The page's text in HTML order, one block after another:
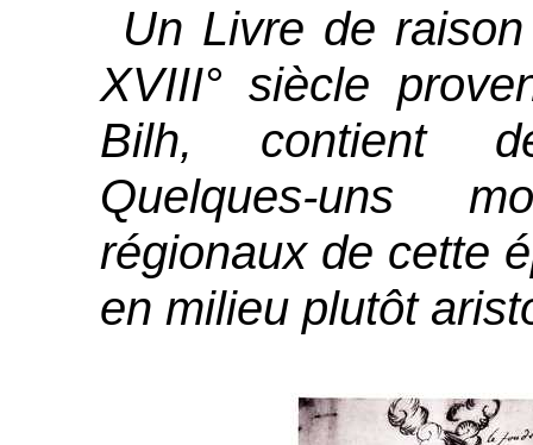
Un Livre de
XVIII° siècle
Bilh, contient
Quelques-uns
régionaux de cette
en milieu plutôt